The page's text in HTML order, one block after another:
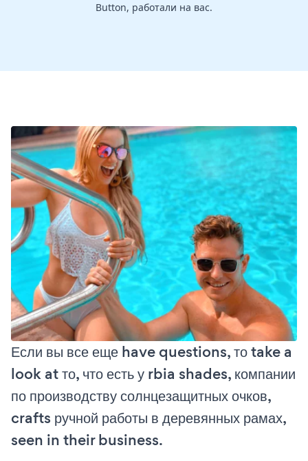
Button, работали на вас.
Если вы все еще have questions, то take a
look at то, что есть у rbia shades, компании
по производству солнцезащитных очков,
crafts ручной работы в деревянных рамах,
seen in their business.